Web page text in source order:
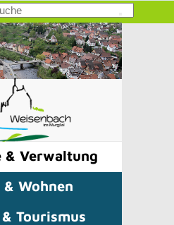
& Verwaltung
& Wohnen
Tourismus